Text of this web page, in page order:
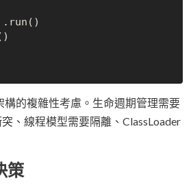
構的複雜性考慮。生命週期管理需要
、線程模型需要隔離、ClassLoader
策